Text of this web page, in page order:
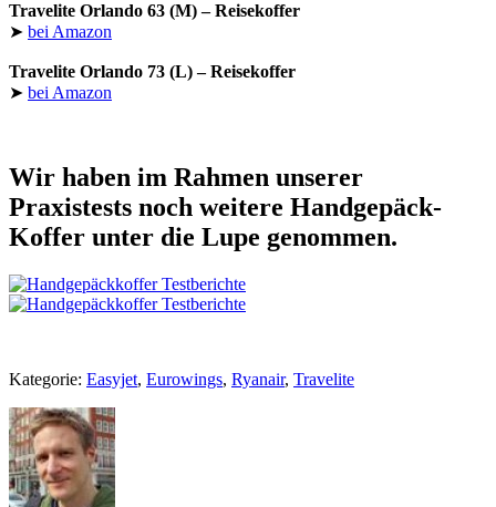
Travelite Orlando 63 (M) – Reisekoffer
➤ bei Amazon
Travelite Orlando 73 (L) – Reisekoffer
➤ bei Amazon
Wir haben im Rahmen unserer
Praxistests noch weitere Handgepäck-
Koffer unter die Lupe genommen.
Kategorie: Easyjet, Eurowings, Ryanair, Travelite